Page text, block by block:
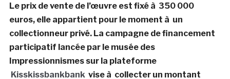
Le prix de vente de l’œuvre est fixé à 350 000
euros, elle appartient pour le moment à un
collectionneur privé. La campagne de financement
participatif lancée par le musée des
Impressionnismes sur la plateforme
Kisskissbankbank vise à collecter un montant